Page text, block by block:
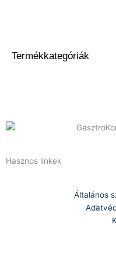
Termékkategóriák
Hasznos linkek
Általános